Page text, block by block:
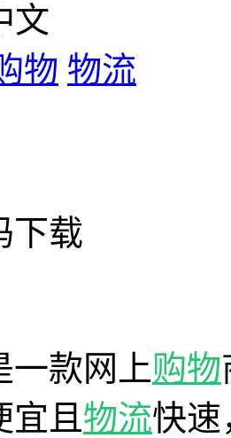
文
物 物流
下载
一款网上购物
且 物流快速